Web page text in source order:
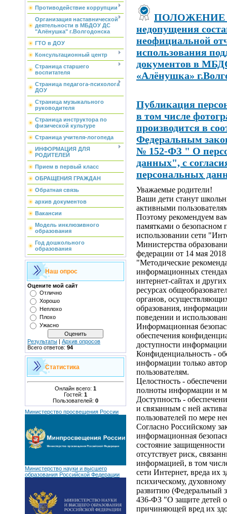
Противодействие коррупции
Организация наставнической
деятельности в МБДОУ ДС
"Алёнушка" г.Волгодонска
ГТО в ДОУ
Консультационный центр
Страница старшего
воспитателя
Страница педагога-психолога
ДОУ
Страница музыкального
руководителя
Страница инструктора по
физической культуре
Страница учителя-логопеда
ИНФОРМАЦИЯ ДЛЯ
РОДИТЕЛЕЙ
Прием в первый класс
ОБРАЩЕНИЯ ГРАЖДАН
Обратная связь
архив документов
Вакансии
Модель инклюзивного
образования
Год дошкольного
образования
Наш опрос
Оцените мой сайт
Отлично
Хорошо
Неплохо
Плохо
Ужасно
Результаты
Архив опросов
Всего ответов: 94
Статистика
Онлайн всего: 1
Гостей: 1
Пользователей: 0
Министерство просвещения России
Министерство науки и высшего
образования Российской Федерации
ПОЛОЖЕНИЕ
недопущения
неофициальной
использования
документов в
«Алёнушка»
Публикация
в том числе
производится в
Федеральным
№ 152-ФЗ " О
данных", с
персональных
Уважаемые родители!
Ваши дети станут
активными
Поэтому рекомендуем
памятками о безопасном
использовании сети
Министерства
федерации от 14 мая
"Методические
информационных
интернет-сайтах и
ресурсах
органов,
образования,
поведении и
Информационная
обеспечения
доступности
Конфиденциальность -
информации только
пользователям.
Целостность -
полноты информации и
Доступность -
и связанным с ней
пользователей по мере
Согласно Российскому
информационная
состояние
отсутствует риск,
информацией, в том
сети Интернет, вреда их
психическому,
развитию (Федеральный
436-ФЗ "О защите детей
причиняющей вред их